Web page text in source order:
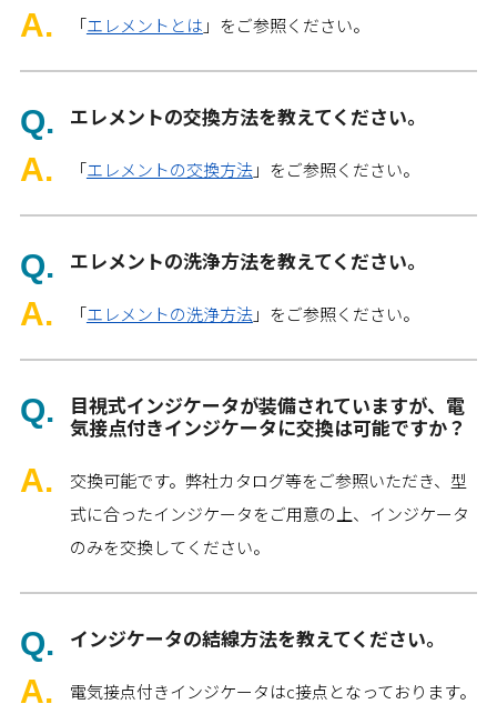
「エレメントとは 」をご参照ください。
エレメントの交換方法を教えてください。
「エレメントの交換方法」をご参照ください。
エレメントの洗浄方法を教えてください。
「エレメントの洗浄方法」をご参照ください。
目視式インジケータが装備されていますが、電
気接点付きインジケータに交換は可能ですか？
交換可能です。弊社カタログ等をご参照いただき、型
式に合ったインジケータをご用意の上、インジケータ
のみを交換してください。
インジケータの結線方法を教えてください。
電気接点付きインジケータはc接点となっております。